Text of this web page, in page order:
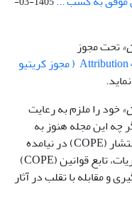
تحت مجوز
Attribution 4.0 International (CC By 4.0 ) ( مجوز کریتیو
خود را ملزم به رعایت
چه این مجله هنوز به
عضویت قطعی کمیته بین‌المللی اخلاق در انتشار (COPE) در نیامده
است ولی با احترام به قوانین اخلاق در نشریات، تابع قوانین (COPE)
و مقابله با تقلب در آثار